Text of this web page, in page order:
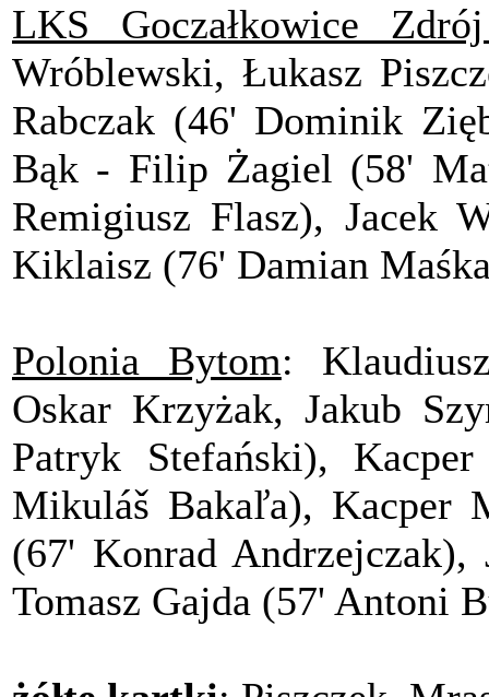
LKS Goczałkowice
Wróblewski, Łukasz
Rabczak (46' Dominik
Bąk - Filip Żagiel (58'
Remigiusz Flasz), Jacek
Kiklaisz (76' Damian
Polonia Bytom:
Oskar Krzyżak, Jakub
Patryk Stefański),
Mikuláš Bakaľa), Kacper
(67' Konrad
Tomasz Gajda (57' Antoni